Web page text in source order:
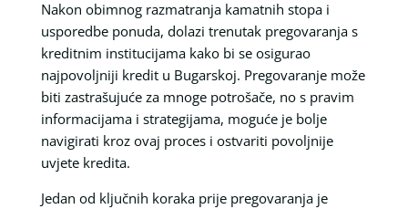
Nakon obimnog razmatranja kamatnih stopa i
usporedbe ponuda, dolazi trenutak pregovaranja s
kreditnim institucijama kako bi se osigurao
najpovoljniji kredit u Bugarskoj. Pregovaranje može
biti zastrašujuće za mnoge potrošače, no s pravim
informacijama i strategijama, moguće je bolje
navigirati kroz ovaj proces i ostvariti povoljnije
uvjete kredita.
Jedan od ključnih koraka prije pregovaranja je